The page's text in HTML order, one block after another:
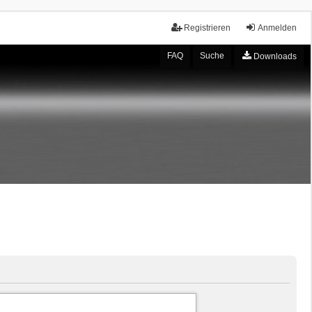
Anmelden
Registrieren
FAQ Suche Downloads